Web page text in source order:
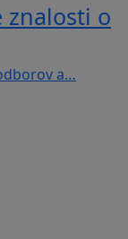
znalosti o
a…